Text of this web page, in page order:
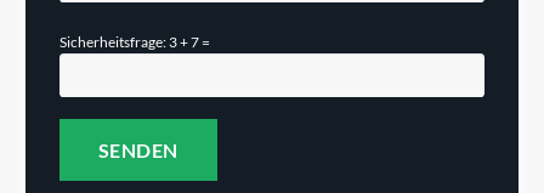
Sicherheitsfrage: 3 + 7 =